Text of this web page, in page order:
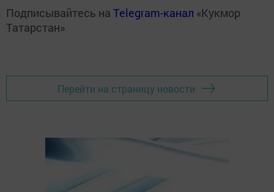
Подписывайтесь на Telegram-канал «Кукмор
Татарстан»
Перейти на страницу новости